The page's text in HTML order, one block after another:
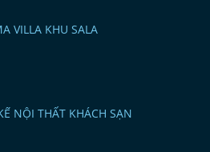
VILLA KHU SALA
NỘI THẤT KHÁCH SẠN